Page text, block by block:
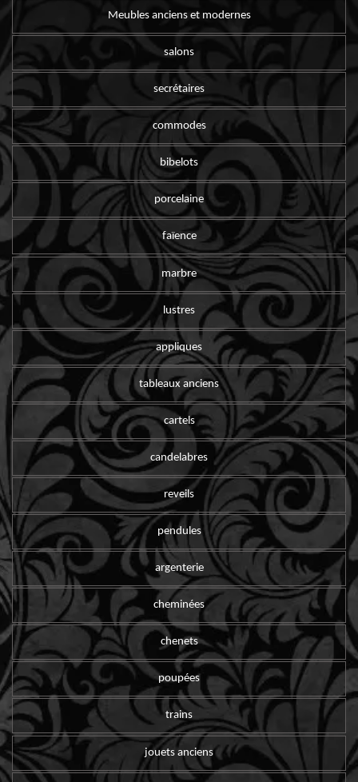
Meubles anciens et modernes
salons
secrétaires
commodes
bibelots
porcelaine
faïence
marbre
lustres
appliques
tableaux anciens
cartels
candelabres
reveils
pendules
argenterie
cheminées
chenets
poupées
trains
jouets anciens